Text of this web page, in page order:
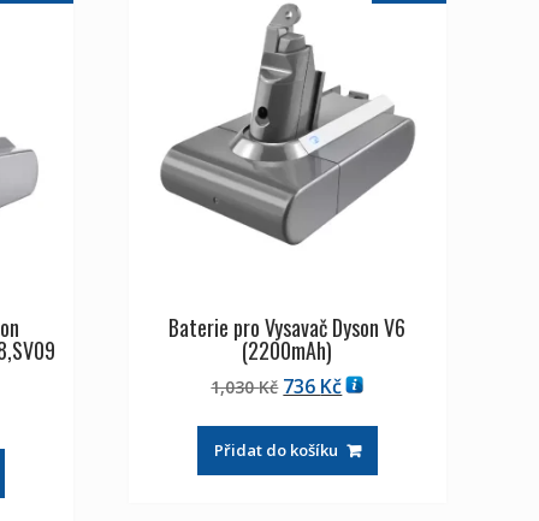
Kč
Baterie pro Vysavač Dyson V6
(2200mAh)
1,030Kč Původní
byla:
1,030 Kč
736 KčAktuální
je:
736 Kč
Přidat do košíku